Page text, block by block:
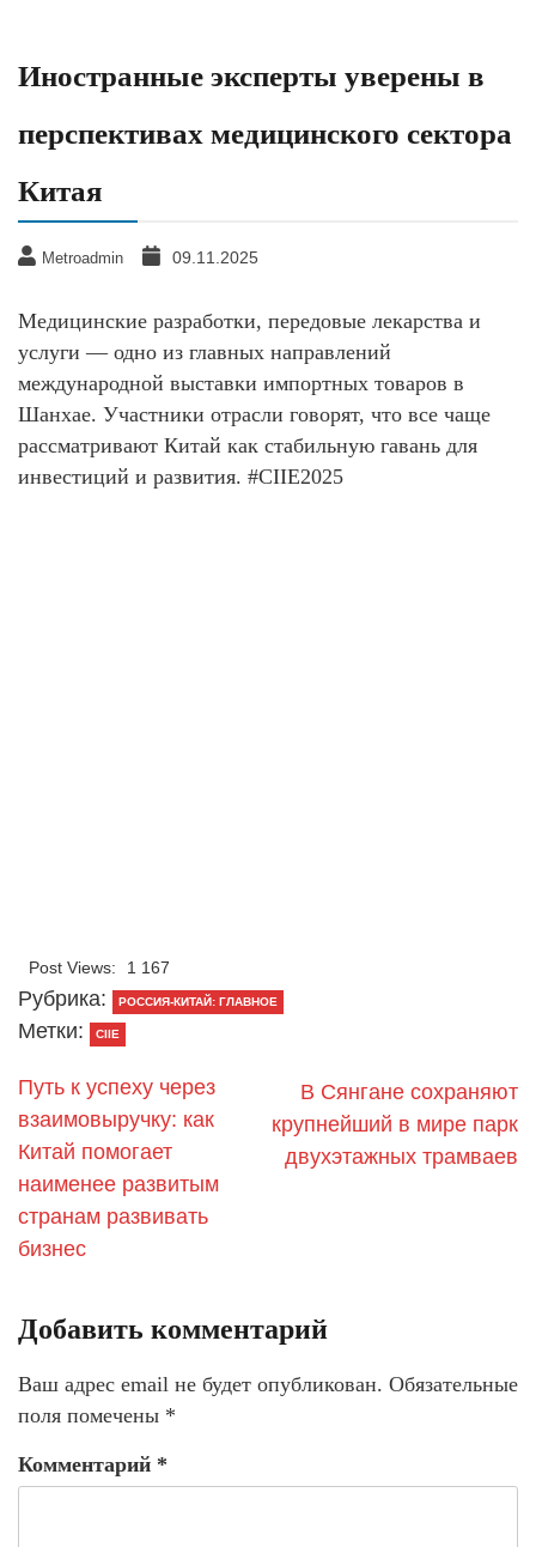
Иностранные эксперты уверены в
перспективах медицинского сектора
Китая
Metroadmin 09.11.2025
Медицинские разработки, передовые лекарства и
услуги — одно из главных направлений
международной выставки импортных товаров в
Шанхае. Участники отрасли говорят, что все чаще
рассматривают Китай как стабильную гавань для
инвестиций и развития. #CIIE2025
Post Views: 1 167
Рубрика: РОССИЯ-КИТАЙ: ГЛАВНОЕ
Метки: CIIE
Путь к успеху через
взаимовыручку: как
Китай помогает
наименее развитым
странам развивать
бизнес
В Сянгане сохраняют
крупнейший в мире парк
двухэтажных трамваев
Добавить комментарий
Ваш адрес email не будет опубликован. Обязательные
поля помечены *
Комментарий *